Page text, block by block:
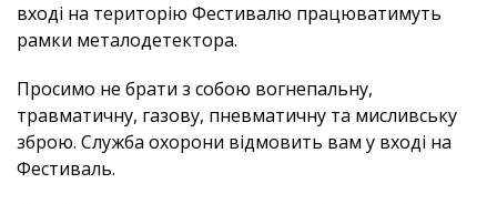
вході на територію Фестивалю працюватимуть
рамки металодетектора.
Просимо не брати з собою вогнепальну,
травматичну, газову, пневматичну та мисливську
зброю. Служба охорони відмовить вам у вході на
Фестиваль.